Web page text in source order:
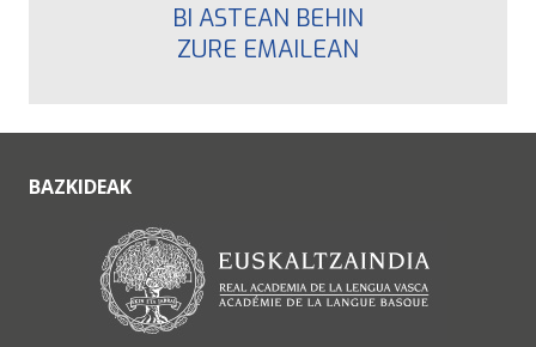
BI ASTEAN BEHIN
ZURE EMAILEAN
BAZKIDEAK